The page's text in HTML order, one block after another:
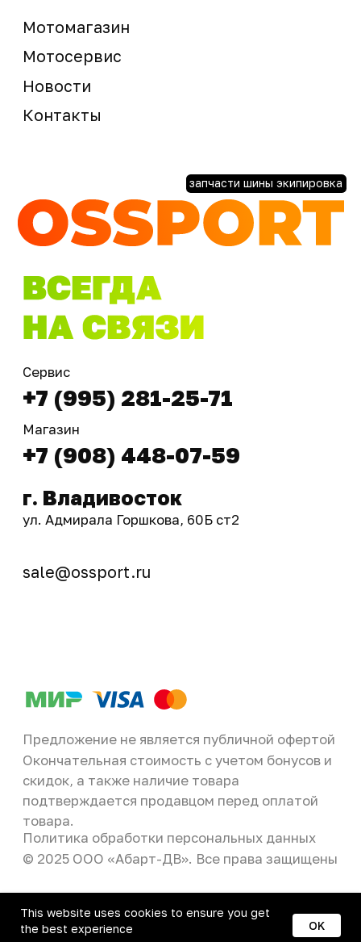
This website uses cookies to ensure you get
the best experience
OK